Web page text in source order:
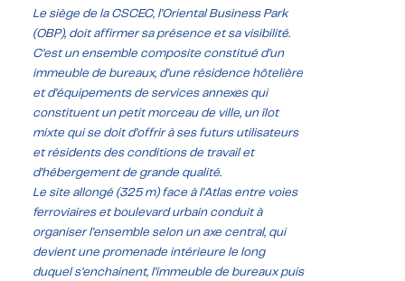
Le siège de la CSCEC, l’Oriental Business Park
(OBP), doit affirmer sa présence et sa visibilité.
C’est un ensemble composite constitué d’un
immeuble de bureaux, d’une résidence hôtelière
et d’équipements de services annexes qui
constituent un petit morceau de ville, un îlot
mixte qui se doit d’offrir à ses futurs utilisateurs
et résidents des conditions de travail et
d’hébergement de grande qualité.
Le site allongé (325 m) face à l’Atlas entre voies
ferroviaires et boulevard urbain conduit à
organiser l’ensemble selon un axe central, qui
devient une promenade intérieure le long
duquel s’enchainent, l’immeuble de bureaux puis